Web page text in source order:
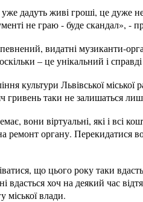
дадуть живі гроші, це дуже
не граю - буде скандал»,
видатні музиканти-
– це унікальний і
культури Львівської
гривень таки не залишаться
вони віртуальні, які і всі
ремонт органу. Перекидатися
що цього року таки
хоч на деякий час
міської влади.